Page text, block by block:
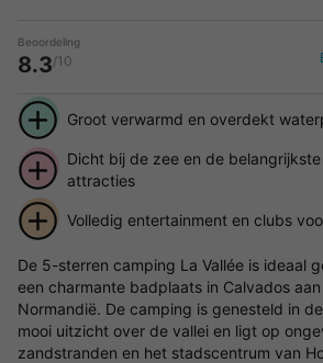
Beoordeling
8.3/10
Groot verwarmd en overdekt
Dicht bij de zee en de
attracties
Volledig entertainment en clubs
De 5-sterren camping La Vallée is ideaal
een charmante badplaats in Calvados
Normandië. De camping is genesteld in
mooi uitzicht over de vallei en ligt op
zandstranden en het stadscentrum van